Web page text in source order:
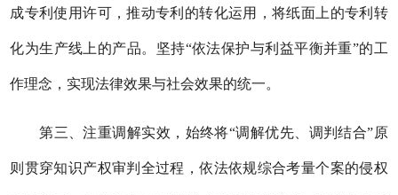
成专利使用许可，推动专利的转化运用，将纸面上的专利转
化为生产线上的产品。坚持“依法保护与利益平衡并重”的工
作理念，实现法律效果与社会效果的统一。
第三、注重调解实效，始终将“调解优先、调判结合”原
则贯穿知识产权审判全过程，依法依规综合考量个案的侵权